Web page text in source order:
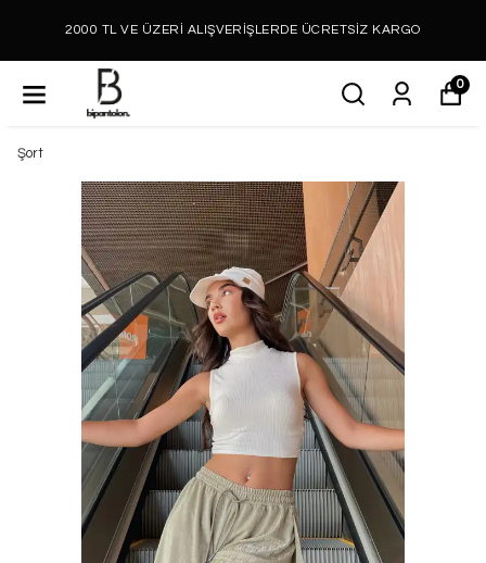
2000 TL VE ÜZERİ ALIŞVERİŞLERDE ÜCRETSİZ KARGO
0
Şort